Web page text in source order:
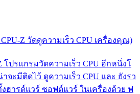
Z วัดดูความเร็ว CPU เครื่องคุณ)
โปรแกรมวัดความเร็ว CPU อีกหนึ่งโ
ะมีติดไว้ ดูความเร็ว CPU และ ยังรว
ฮารด์แวร์ ซอฟต์แวร์ ในเครื่องด้วย ฟ